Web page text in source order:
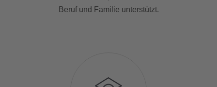
Beruf und Familie unterstützt.